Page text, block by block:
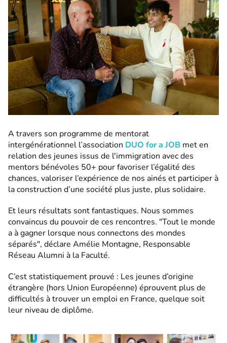
A travers son programme de mentorat
intergénérationnel l’association DUO for a JOB met en
relation des jeunes issus de l'immigration avec des
mentors bénévoles 50+ pour favoriser l’égalité des
chances, valoriser l’expérience de nos ainés et participer à
la construction d’une société plus juste, plus solidaire.
Et leurs résultats sont fantastiques. Nous sommes
convaincus du pouvoir de ces rencontres. "Tout le monde
a à gagner lorsque nous connectons des mondes
séparés", déclare Amélie Montagne, Responsable
Réseau Alumni à la Faculté.
C’est statistiquement prouvé : Les jeunes d’origine
étrangère (hors Union Européenne) éprouvent plus de
difficultés à trouver un emploi en France, quelque soit
leur niveau de diplôme.